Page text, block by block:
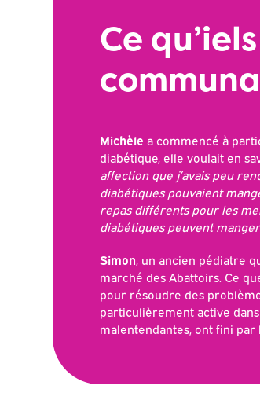
Ce
Michèle a commencé à
diabétique, elle voulait en
affection que j’avais peu
diabétiques pouvaient
repas différents pour les
diabétiques peuvent
Simon, un ancien pédiatre
marché des Abattoirs. Ce
pour résoudre des
particulièrement active
malentendantes, ont fini par